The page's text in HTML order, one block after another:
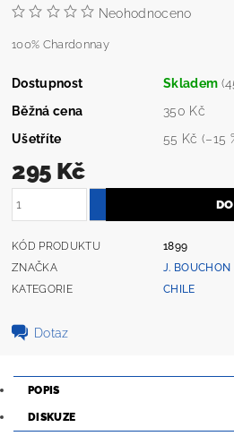
Neohodnoceno
100% Chardonnay
Dostupnost Skladem
Běžná cena
350 Kč
Ušetříte
55 Kč(–15
295 Kč
KÓD PRODUKTU
1899
ZNAČKA
J. BOUCHON
KATEGORIE
CHILE
Dotaz
POPIS
DISKUZE